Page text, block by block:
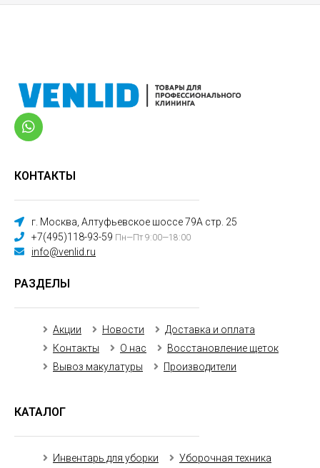
КОНТАКТЫ
г. Москва, Алтуфьевское шоссе 79А стр. 25
+7(495)118-93-59 Пн—Пт 9:00—18:00
info@venlid.ru
РАЗДЕЛЫ
Акции Новости
Доставка и оплата
Контакты
О нас
Восстановление щеток
Вывоз макулатуры
Производители
КАТАЛОГ
Инвентарь для уборки Уборочная техника